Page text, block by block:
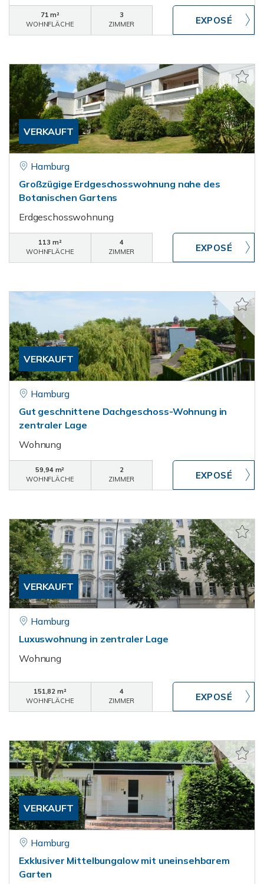
71 m²
WOHNFLÄCHE
3
ZIMMER
VERKAUFT
Hamburg
Großzügige Erdgeschosswohnung nahe des
Botanischen Gartens
Erdgeschosswohnung
113 m²
WOHNFLÄCHE
4
ZIMMER
VERKAUFT
Hamburg
Gut geschnittene Dachgeschoss-Wohnung in
zentraler Lage
Wohnung
59,94 m²
WOHNFLÄCHE
2
ZIMMER
VERKAUFT
Hamburg
Luxuswohnung in zentraler Lage
Wohnung
151,82 m²
WOHNFLÄCHE
4
ZIMMER
VERKAUFT
Hamburg
Exklusiver Mittelbungalow mit uneinsehbarem
Garten